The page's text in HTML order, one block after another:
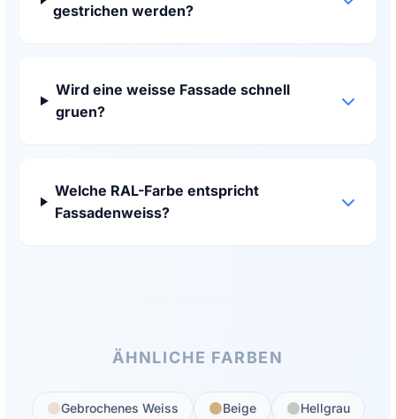
gestrichen werden?
Wird eine weisse Fassade schnell
gruen?
Welche RAL-Farbe entspricht
Fassadenweiss?
ÄHNLICHE FARBEN
Gebrochenes Weiss Beige Hellgrau